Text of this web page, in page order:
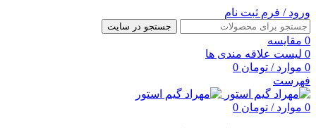
ورود / فرم ثبت نام
جستجو در سایت
0 مقایسه
0 لیست علاقه مندی ها
0 موارد / تومان
فهرست
0 موارد / تومان